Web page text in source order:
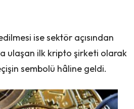
ise sektör açısından
ulaşan ilk kripto şirketi olarak
sembolü hâline geldi.